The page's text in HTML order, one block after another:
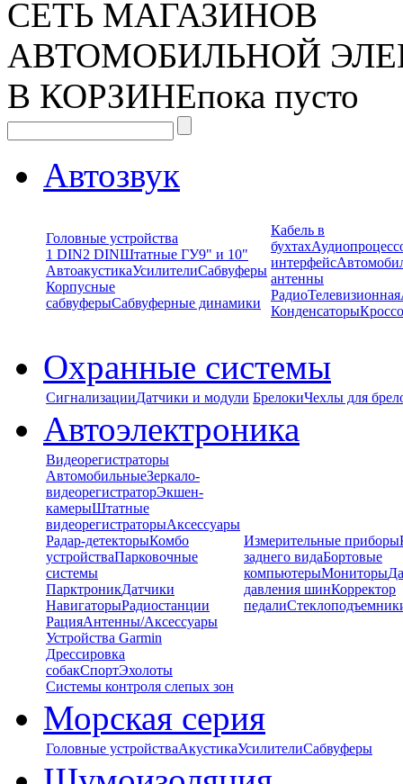
СЕТЬ МАГАЗИНОВ
АВТОМОБИЛЬНОЙ
В КОРЗИНЕпока пусто
Автозвук
Головные устройства
1 DIN2 DINШтатные ГУ9" и 10"
АвтоакустикаУсилителиСабвуферы
Корпусные
сабвуферыСабвуферные динамики
Кабель в
бухтах
интерфейс
антенны
РадиоТелевизионная
Конденсаторы
Охранные системы
СигнализацииДатчики и модули БрелокиЧехлы для
Автоэлектроника
Видеорегистраторы
АвтомобильныеЗеркало-
видеорегистраторЭкшен-
камерыШтатные
видеорегистраторыАксессуары
Радар-детекторыКомбо
устройстваПарковочные
системы
ПарктроникДатчики
НавигаторыРадиостанции
РацияАнтенны/Аксессуары
Устройства Garmin
Дрессировка
собакСпортЭхолоты
Системы контроля слепых зон
Измерительные приборы
заднего видаБортовые
компьютерыМониторы
давления шинКорректор
педали
Морская серия
Головные устройстваАкустикаУсилителиСабвуферы